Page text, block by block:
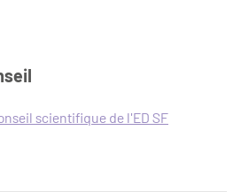
scientifique de l'ED SF